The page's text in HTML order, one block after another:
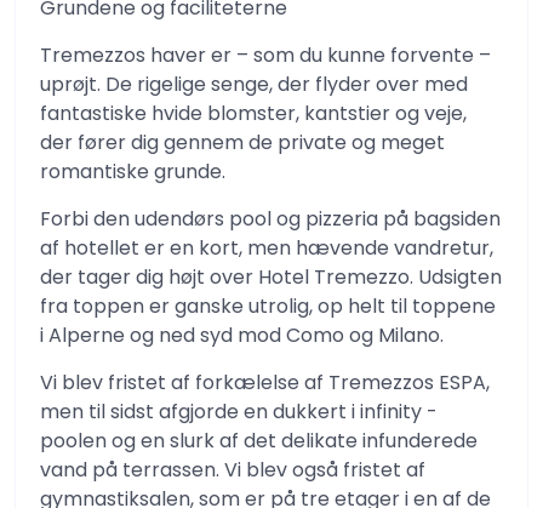
Grundene og faciliteterne
Tremezzos haver er – som du kunne forvente –
uprøjt. De rigelige senge, der flyder over med
fantastiske hvide blomster, kantstier og veje,
der fører dig gennem de private og meget
romantiske grunde.
Forbi den udendørs pool og pizzeria på bagsiden
af ​​hotellet er en kort, men hævende vandretur,
der tager dig højt over Hotel Tremezzo. Udsigten
fra toppen er ganske utrolig, op helt til toppene
i Alperne og ned syd mod Como og Milano.
Vi blev fristet af forkælelse af Tremezzos ESPA,
men til sidst afgjorde en dukkert i infinity -
poolen og en slurk af det delikate infunderede
vand på terrassen. Vi blev også fristet af
gymnastiksalen, som er på tre etager i en af ​​de